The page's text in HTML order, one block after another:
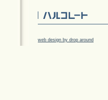
web design by drop around